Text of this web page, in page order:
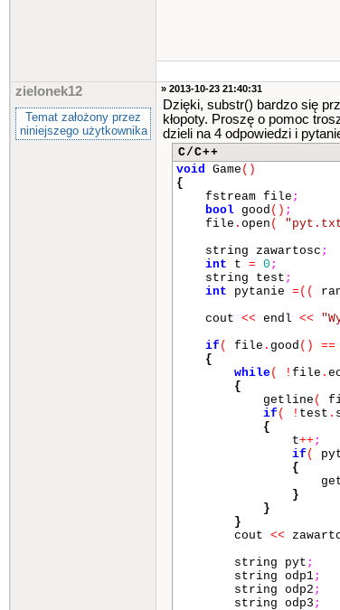
zielonek12
Temat założony przez
niniejszego użytkownika
» 2013-10-23 21:40:31
Dzięki, substr() bardzo się
kłopoty. Proszę o pomoc
dzieli na 4 odpowiedzi i
C/C++
void Game ()
{
fstream file ;
bool good () ;
file . open (
string zawartosc ;
int t = 0 ;
string test ;
int pytanie = ( (
cout << endl <<
if ( file . good () ==
{
while( ! file .
{
getline (
if ( ! test .
{
t++ ;
if (
{
}
}
}
cout <<
string pyt ;
string odp1;
string odp2 ;
string odp3 ;